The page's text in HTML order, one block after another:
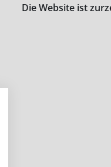
Die Website ist